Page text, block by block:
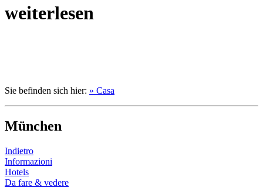
weiterlesen
Sie befinden sich hier: » Casa
München
Indietro
Informazioni
Hotels
Da fare & vedere